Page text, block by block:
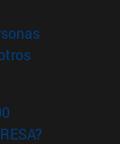
(abre en
(abre en